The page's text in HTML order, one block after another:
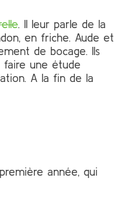
. Il leur parle de la
en friche. Aude et
de bocage. Ils
faire une étude
A la fin de la
année, qui